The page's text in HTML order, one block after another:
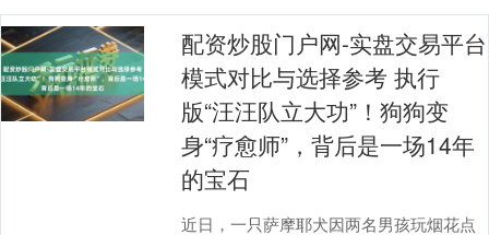
配资炒股门户网-实盘交易平台
模式对比与选择参考 执行
版“汪汪队立大功”！狗狗变
身“疗愈师”，背后是一场14年
的宝石
近日，一只萨摩耶犬因两名男孩玩烟花点